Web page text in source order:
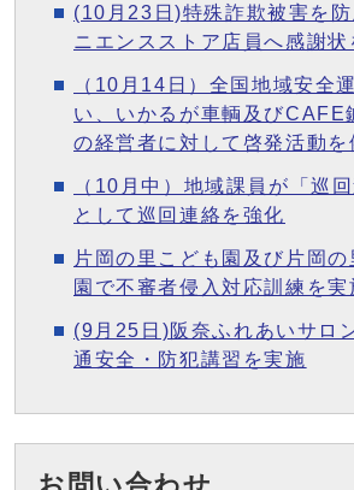
(10月23日)特殊詐欺被害を
ニエンスストア店員へ感謝状
（10月14日）全国地域安全
い、いかるが車輌及びCAFE
の経営者に対して啓発活動を
（10月中）地域課員が「巡
として巡回連絡を強化
片岡の里こども園及び片岡の
園で不審者侵入対応訓練を実
(9月25日)阪奈ふれあいサロ
通安全・防犯講習を実施